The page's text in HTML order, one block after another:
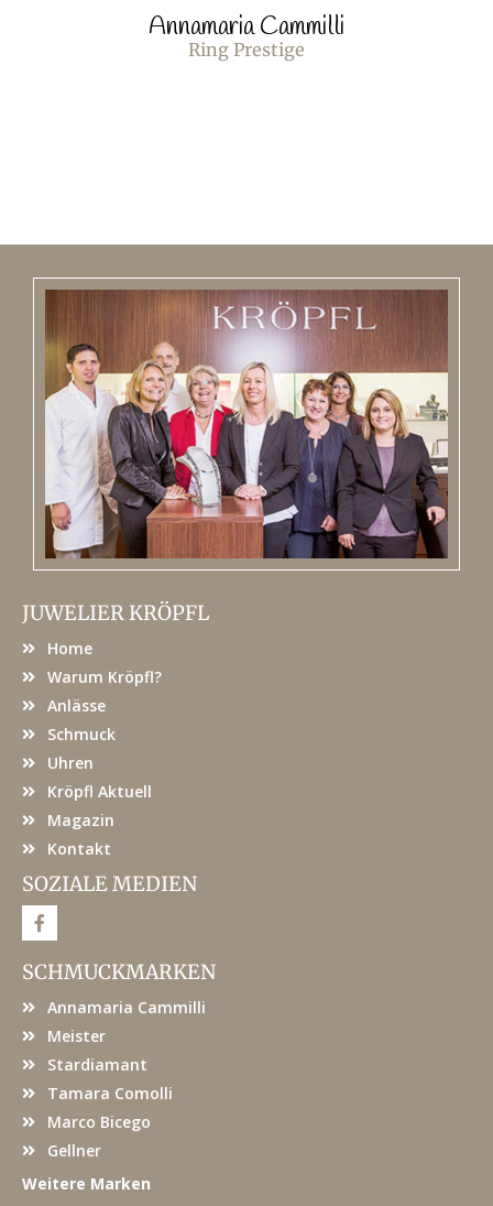
Annamaria Cammilli
Ring Prestige
JUWELIER KRÖPFL
Home
Warum Kröpfl?
Anlässe
Schmuck
Uhren
Kröpfl Aktuell
Magazin
Kontakt
SOZIALE MEDIEN
F
a
e
b
o
SCHMUCKMARKEN
Annamaria Cammilli
Meister
Stardiamant
Tamara Comolli
Marco Bicego
Gellner
Weitere Marken